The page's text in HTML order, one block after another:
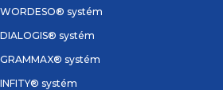
WORDESO® systém
DIALOGIS® systém
GRAMMAX® systém
INFITY® systém